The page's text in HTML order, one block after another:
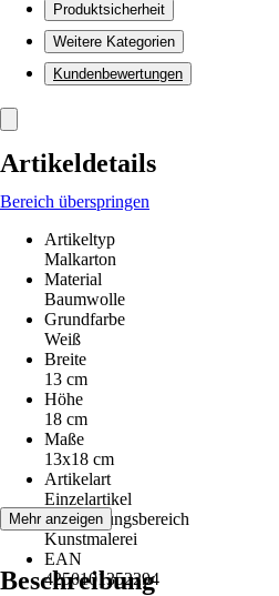
Produktsicherheit
Weitere Kategorien
Kundenbewertungen
Artikeldetails
Bereich überspringen
Artikeltyp
Malkarton
Material
Baumwolle
Grundfarbe
Weiß
Breite
13 cm
Höhe
18 cm
Maße
13x18 cm
Artikelart
Einzelartikel
Anwendungsbereich
Kunstmalerei
EAN
4250101352294
Mehr anzeigen
Beschreibung